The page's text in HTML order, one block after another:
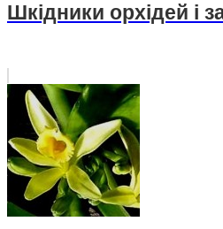
Шкідники орхідей і